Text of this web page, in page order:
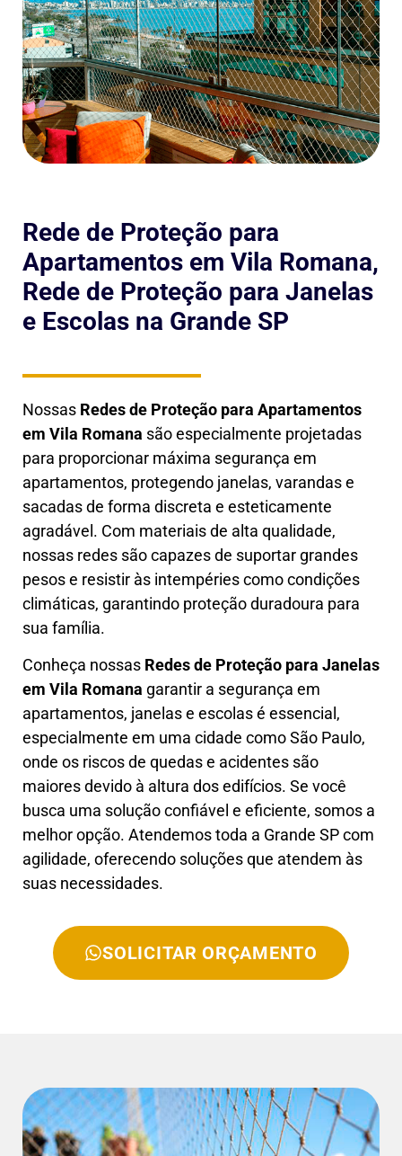
Rede de Proteção para
Apartamentos em Vila Romana,
Rede de Proteção para Janelas
e Escolas na Grande SP
Nossas Redes de Proteção para Apartamentos
em Vila Romana são especialmente projetadas
para proporcionar máxima segurança em
apartamentos, protegendo janelas, varandas e
sacadas de forma discreta e esteticamente
agradável. Com materiais de alta qualidade,
nossas redes são capazes de suportar grandes
pesos e resistir às intempéries como condições
climáticas, garantindo proteção duradoura para
sua família.
Conheça nossas Redes de Proteção para Janelas
em Vila Romana garantir a segurança em
apartamentos, janelas e escolas é essencial,
especialmente em uma cidade como São Paulo,
onde os riscos de quedas e acidentes são
maiores devido à altura dos edifícios. Se você
busca uma solução confiável e eficiente, somos a
melhor opção. Atendemos toda a Grande SP com
agilidade, oferecendo soluções que atendem às
suas necessidades.
SOLICITAR ORÇAMENTO